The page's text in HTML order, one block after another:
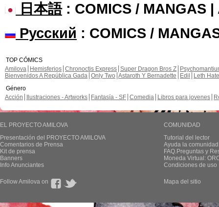
日本語: COMICS / MANGAS |
Русский : COMICS /
TOP CÓMICS
Amilova
Hemisferios Chronoctis Express Super Dragon Bros Z
Bienvenidos A República Gada Only Two Astaroth Y Bernadette Edil
Leth Hate
Género
Acción
Ilustraciones - Artworks Fantasía - SF Comedia Libros para jovenes
EL PROYECTO AMILOVA
Presentación del PROYECTO AMILOVA
Comentarios de Prensa
Kit de prensa
Banners
Info Anunciantes
COMUNIDAD
Tutorial del lector
Ayuda la
FAQ.Preguntas y
Moneda Virtual:
Condiciones de uso
Follow Amilova on Mapa del sitio